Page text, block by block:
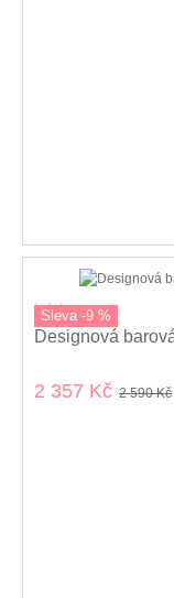
Sleva -9 %
kolekce
Designová
2 357 Kč 2 590 Kč